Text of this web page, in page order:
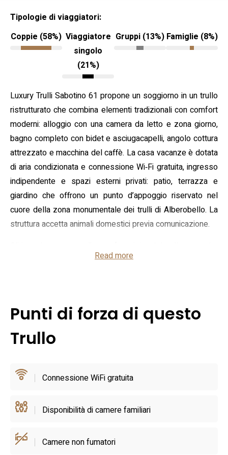
Tipologie di viaggiatori:
Coppie (58%) Viaggiatore
singolo
(21%)
Gruppi (13%) Famiglie (8%)
Luxury Trulli Sabotino 61 propone un soggiorno in un trullo
ristrutturato che combina elementi tradizionali con comfort
moderni: alloggio con una camera da letto e zona giorno,
bagno completo con bidet e asciugacapelli, angolo cottura
attrezzato e macchina del caffè. La casa vacanze è dotata
di aria condizionata e connessione Wi‑Fi gratuita, ingresso
indipendente e spazi esterni privati: patio, terrazza e
giardino che offrono un punto d’appoggio riservato nel
cuore della zona monumentale dei trulli di Alberobello. La
struttura accetta animali domestici previa comunicazione.
a cono e finiture essenziali; i pavimenti sono in piastrelle o
mentre l’unità a piano terra facilita l’accesso diretto allo
spazio esterno attrezzato con mobili da esterno per pranzi
all’aperto. Sono presenti servizi pratici come frigorifero, TV
indipendente e comodo.
Alberobello: il centro storico con i trulli più noti è facilmente
rende semplice pianificare visite ai monumenti locali,
Read more
Punti di forza di questo
Trullo
Connessione WiFi gratuita
Disponibilità di camere familiari
Camere non fumatori